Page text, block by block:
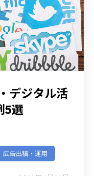
デジタル活
5選
広告出稿・運用